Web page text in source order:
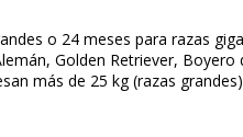
o 24 meses para razas
Golden Retriever, Boyero
más de 25 kg (razas grandes)